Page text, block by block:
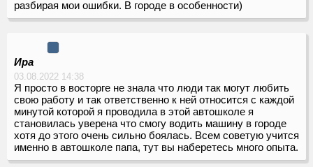
разбирая мои ошибки. В городе в особенности)
Ира
03.08.2022 14:38
Я просто в восторге не знала что люди так могут любить
свою работу и так ответственно к ней относится с каждой
минутой которой я проводила в этой автошколе я
становилась уверена что смогу водить машину в городе
хотя до этого очень сильно боялась. Всем советую учится
именно в автошколе папа, тут вы наберетесь много опыта.